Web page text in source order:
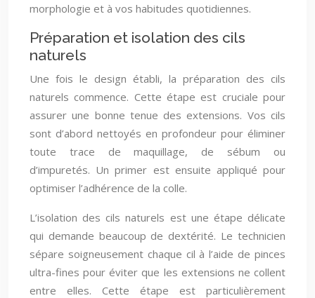
morphologie et à vos habitudes quotidiennes.
Préparation et isolation des cils
naturels
Une fois le design établi, la préparation des cils
naturels commence. Cette étape est cruciale pour
assurer une bonne tenue des extensions. Vos cils
sont d’abord nettoyés en profondeur pour éliminer
toute trace de maquillage, de sébum ou
d’impuretés. Un primer est ensuite appliqué pour
optimiser l’adhérence de la colle.
L’isolation des cils naturels est une étape délicate
qui demande beaucoup de dextérité. Le technicien
sépare soigneusement chaque cil à l’aide de pinces
ultra-fines pour éviter que les extensions ne collent
entre elles. Cette étape est particulièrement